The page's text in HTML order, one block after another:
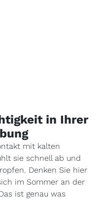
in Ihrer
mit kalten
sie schnell ab und
Denken Sie hier
im Sommer an der
ist genau was